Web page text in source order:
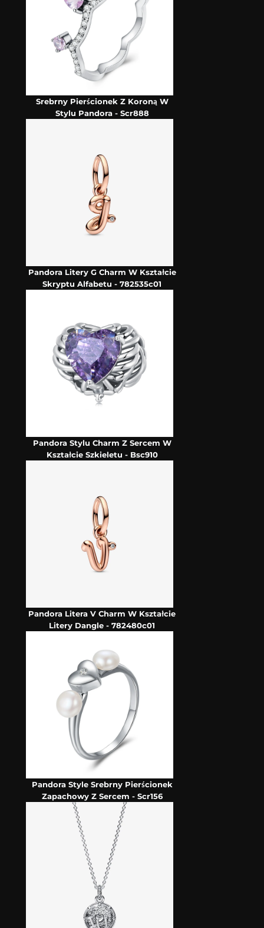
Srebrny Pierścionek Z Koroną W
Stylu Pandora - Scr888
Pandora Litery G Charm W Kształcie
Skryptu Alfabetu - 782535c01
Pandora Stylu Charm Z Sercem W
Kształcie Szkieletu - Bsc910
Pandora Litera V Charm W Kształcie
Litery Dangle - 782480c01
Pandora Style Srebrny Pierścionek
Zapachowy Z Sercem - Scr156